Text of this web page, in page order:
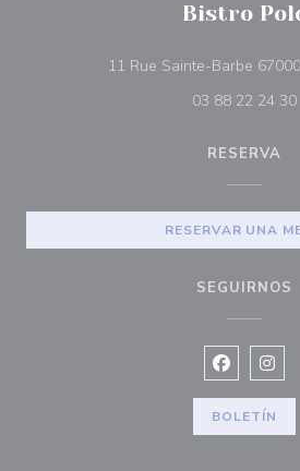
Bistro
11 Rue Sainte-Barbe
03 88 22 24 30
RESERVA
RESERVAR UNA
SEGUIRNOS
Facebook
BOLETÍN